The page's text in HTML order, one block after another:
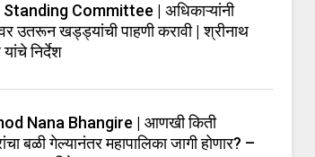
Standing Committee | अधिकाऱ्यांनी
उतरून खड्ड्यांची पाहणी करावी | श्रीनाथ
निर्देश
Nana Bhangire | आणखी किती
बळी गेल्यानंतर महापालिका जागी होणार? –